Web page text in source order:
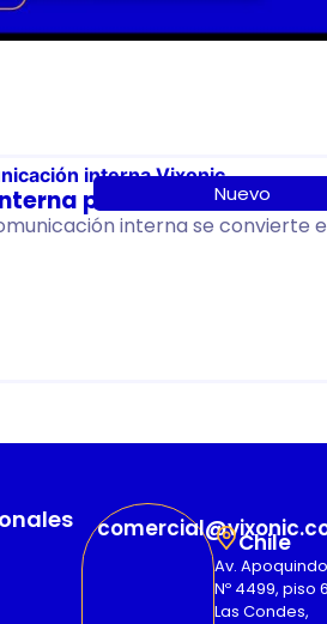
Nuevo
para 2026
interna se convierte
Chile
Av. Apoquindo
Nº 4499, piso 6
Las Condes,